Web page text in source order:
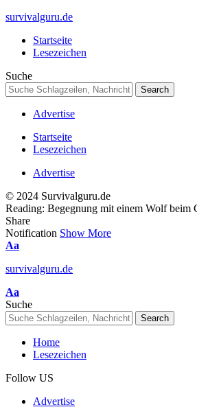
survivalguru.de
Startseite
Lesezeichen
Suche
Advertise
Startseite
Lesezeichen
Advertise
© 2024 Survivalguru.de
Reading: Begegnung mit einem Wolf beim
Share
Notification Show More
Font
Aa
survivalguru.de
Font
Resizer
Aa
Suche
Home
Lesezeichen
Follow US
Advertise